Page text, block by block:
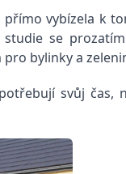
vybízela k
se prozatím
bylinky a
svůj čas,